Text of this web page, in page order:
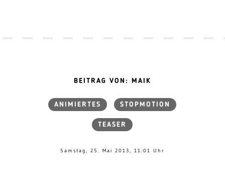
BEITRAG VON: MAIK
ANIMIERTES STOPMOTION
TEASER
Samstag, 25. Mai 2013, 11:01 Uhr